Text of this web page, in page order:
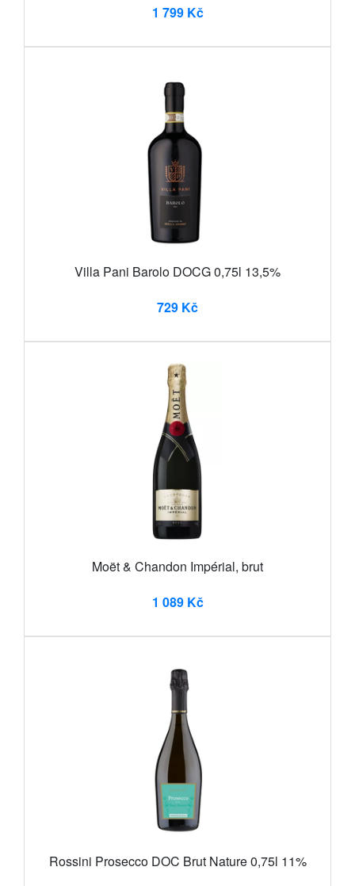
1 799 Kč
Villa Pani Barolo DOCG 0,75l 13,5%
729 Kč
Moët & Chandon Impérial, brut
1 089 Kč
Rossini Prosecco DOC Brut Nature 0,75l 11%